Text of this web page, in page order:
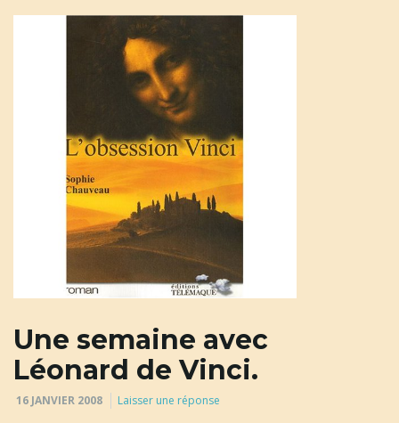
Une semaine avec
Léonard de Vinci.
16 JANVIER 2008 Laisser une réponse